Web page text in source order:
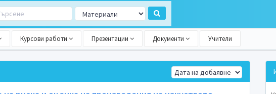
Курсови работи Презентации Документи Учители